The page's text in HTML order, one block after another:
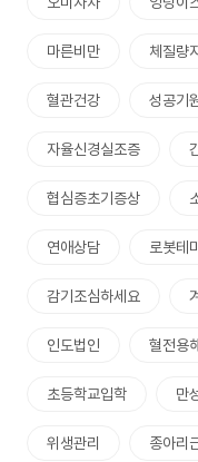
마른비만 체질량
혈관건강 성공기
자율신경실조증
협심증초기증상
연애상담 로봇테
감기조심하세요
인도법인 혈전용
초등학교입학 만
위생관리 종아리